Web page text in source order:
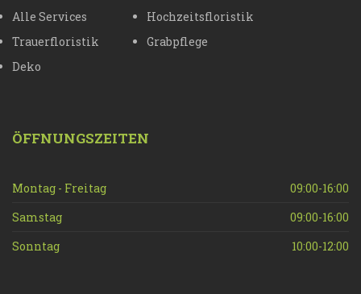
Alle Services
Hochzeitsfloristik
Trauerfloristik
Grabpflege
Deko
ÖFFNUNGSZEITEN
Montag - Freitag
09:00-16:00
Samstag
09:00-16:00
Sonntag
10:00-12:00